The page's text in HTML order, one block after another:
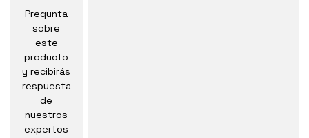
Pregunta
sobre
este
producto
y recibirás
respuesta
de
nuestros
expertos